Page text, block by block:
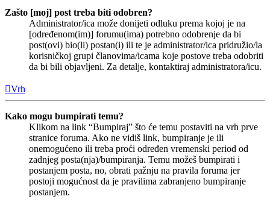
Zašto [moj] post treba biti odobren?
Administrator/ica može donijeti odluku prema kojoj je na
[određenom(im)] forumu(ima) potrebno odobrenje da bi
post(ovi) bio(li) postan(i) ili te je administrator/ica pridružio/la
korisničkoj grupi članovima/icama koje postove treba odobriti
da bi bili objavljeni. Za detalje, kontaktiraj administratora/icu.
Vrh
Kako mogu bumpirati temu?
Klikom na link “Bumpiraj” što će temu postaviti na vrh prve
stranice foruma. Ako ne vidiš link, bumpiranje je ili
onemogućeno ili treba proći određen vremenski period od
zadnjeg posta(nja)/bumpiranja. Temu možeš bumpirati i
postanjem posta, no, obrati pažnju na pravila foruma jer
postoji mogućnost da je pravilima zabranjeno bumpiranje
postanjem.